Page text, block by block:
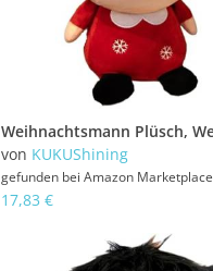
von KUKUShining
gefunden bei Amazon Marketplace
17,83 €